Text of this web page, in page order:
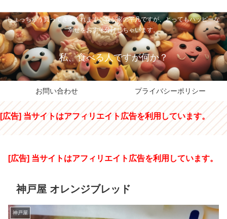
しょっちゅう買ってきてくれます。我が家の平凡ですが、とってもハッピーな
幸せをおすそ分けしちゃいます。
私、食べる人ですが何か？
お問い合わせ プライバシーポリシー
[広告] 当サイトはアフィリエイト広告を利用しています。
[広告] 当サイトはアフィリエイト広告を利用しています。
神戸屋 オレンジブレッド
神戸屋